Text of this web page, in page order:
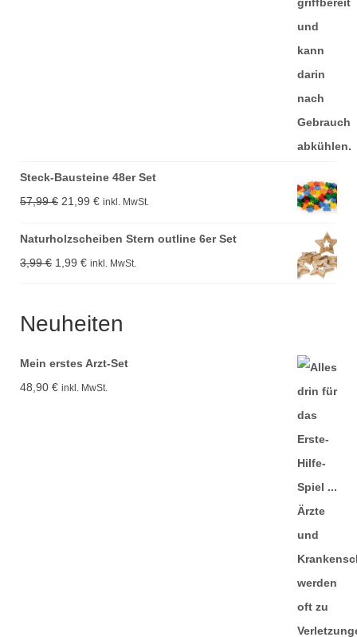
Steck-Bausteine 48er Set
57,99€ Ursprünglicher
57,99 €
21,99 €Aktueller
inkl. MwSt.
Naturholzscheiben Stern outline 6er Set
3,99€ Ursprünglicher
3,99 €
1,99 €Aktueller
1,99 €.
inkl. MwSt.
Neuheiten
Mein erstes Arzt-Set
48,90 € inkl. MwSt.